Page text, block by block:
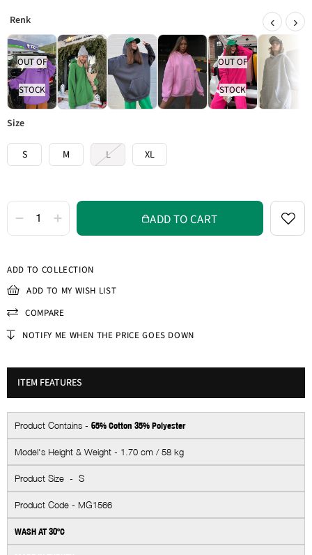
OUT OF
STOCK
OUT OF
STOCK
‹ ›
size
S M L XL
ADD TO COLLECTION
ADD TO MY WISH LIST
COMPARE
NOTIFY ME WHEN THE PRICE GOES DOWN
ITEM FEATURES
Product Contains - 65% Cotton 35% Polyester
Model's Height & Weight - 1.70 cm / 58 kg
Product Size - S
Product Code - MG1566
WASH AT 30ºC